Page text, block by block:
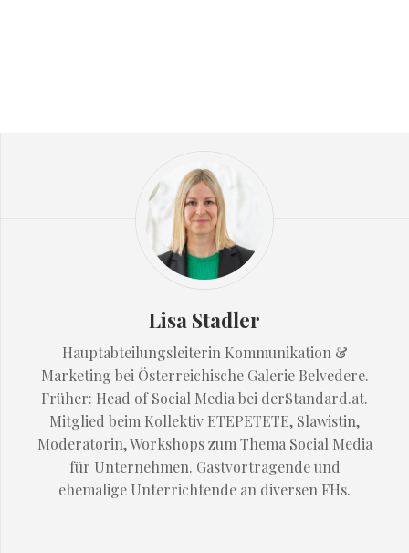
Lisa Stadler
Hauptabteilungsleiterin Kommunikation &
Marketing bei Österreichische Galerie Belvedere.
Früher: Head of Social Media bei derStandard.at.
Mitglied beim Kollektiv ETEPETETE, Slawistin,
Moderatorin, Workshops zum Thema Social Media
für Unternehmen. Gastvortragende und
ehemalige Unterrichtende an diversen FHs.